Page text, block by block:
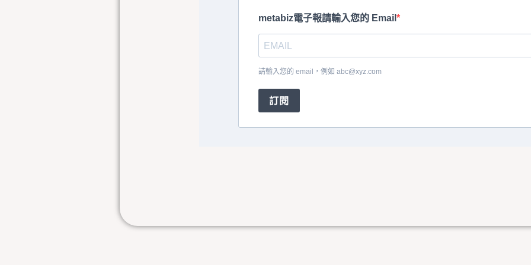
metabiz電子報請輸入您的 Email
請輸入您的 email，例如 abc@xyz.com
訂閱